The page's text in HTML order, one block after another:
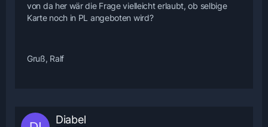
von da her wär die Frage vielleicht erlaubt, ob selbige
Karte noch in PL angeboten wird?
Gruß, Ralf
Diabel